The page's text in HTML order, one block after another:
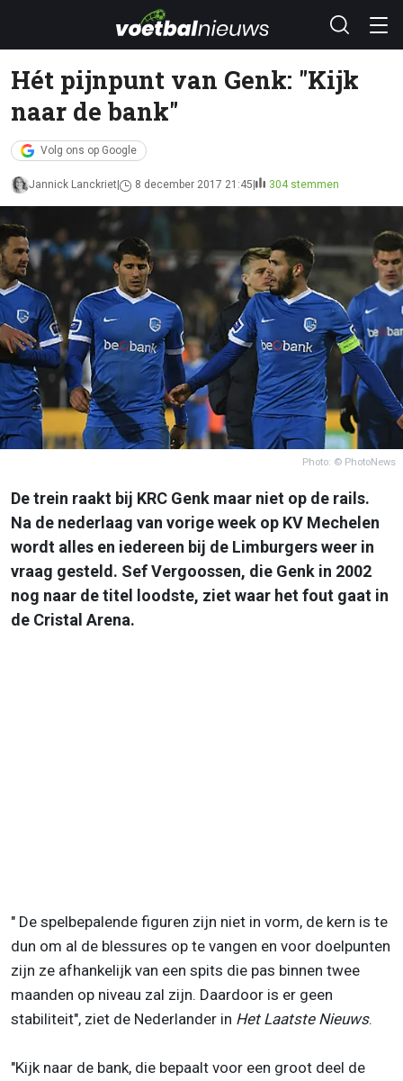
Hét pijnpunt van Genk: "Kijk
naar de bank"
Volg ons op Google
Jannick Lanckriet 8 december 2017 21:45 304 stemmen
Photo: © PhotoNews
De trein raakt bij KRC Genk maar niet op de rails.
Na de nederlaag van vorige week op KV Mechelen
wordt alles en iedereen bij de Limburgers weer in
vraag gesteld. Sef Vergoossen, die Genk in 2002
nog naar de titel loodste, ziet waar het fout gaat in
de Cristal Arena.
" De spelbepalende figuren zijn niet in vorm, de kern is te
dun om al de blessures op te vangen en voor doelpunten
zijn ze afhankelijk van een spits die pas binnen twee
maanden op niveau zal zijn. Daardoor is er geen
stabiliteit", ziet de Nederlander in Het Laatste Nieuws.
"Kijk naar de bank, die bepaalt voor een groot deel de